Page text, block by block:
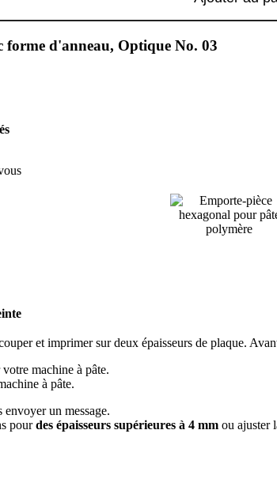
forme d'anneau, Optique No. 03
et imprimer sur deux épaisseurs de plaque.
machine à pâte.
à pâte.
envoyer un message.
pourdes épaisseurs supérieures à 4 mm ou ajuster